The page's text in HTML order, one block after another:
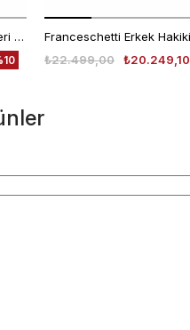
Franceschetti Erkek Hakiki Deri Kauçuk Taban Koyu Kahverengi Spor & Sneaker Ayakkabı
₺20.249,10
₺22.499,00